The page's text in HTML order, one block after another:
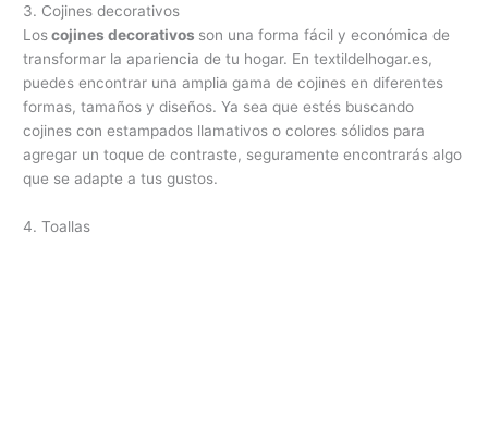
3. Cojines decorativos
Loscojines decorativos son una forma fácil y económica de
transformar la apariencia de tu hogar. En textildelhogar.es,
puedes encontrar una amplia gama de cojines en diferentes
formas, tamaños y diseños. Ya sea que estés buscando
cojines con estampados llamativos o colores sólidos para
agregar un toque de contraste, seguramente encontrarás algo
que se adapte a tus gustos.
4. Toallas